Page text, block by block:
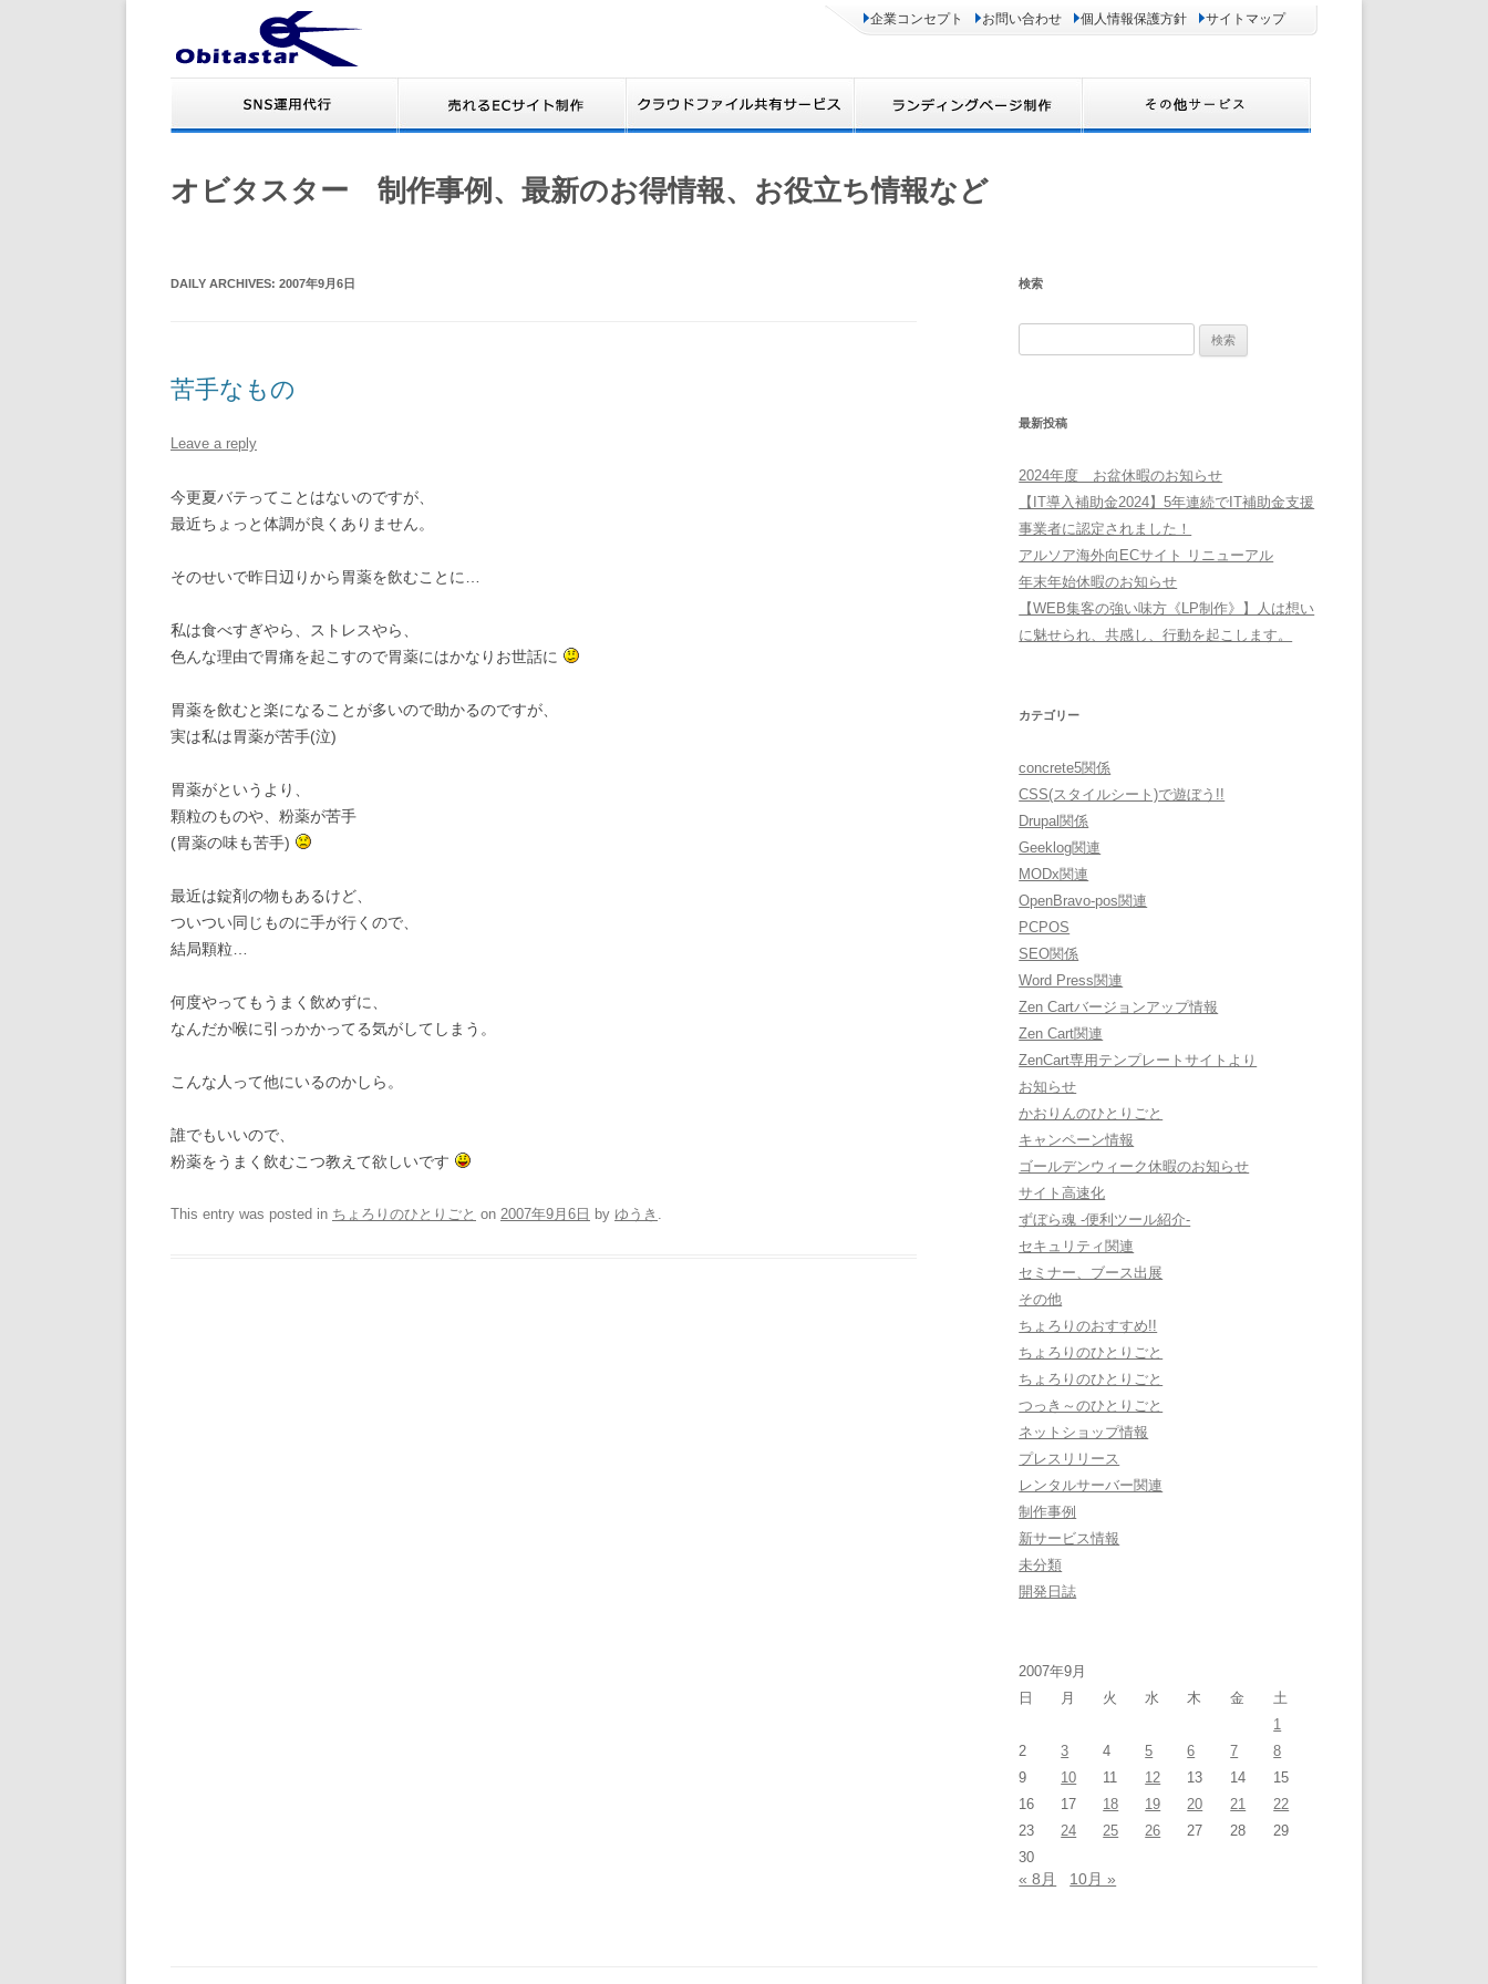
企業コンセプト お問い合わせ 個人情報保護方針 サイトマップ
オビタスター 制作事例、最新のお得情報、お役立ち情報など
DAILY ARCHIVES: 2007年9月6日
苦手なもの
Leave a reply
今更夏バテってことはないのですが、
最近ちょっと体調が良くありません。
そのせいで昨日辺りから胃薬を飲むことに…
私は食べすぎやら、ストレスやら、
色んな理由で胃痛を起こすので胃薬にはかなりお世話に
胃薬を飲むと楽になることが多いので助かるのですが、
実は私は胃薬が苦手(泣)
胃薬がというより、
顆粒のものや、粉薬が苦手
(胃薬の味も苦手)
最近は錠剤の物もあるけど、
ついつい同じものに手が行くので、
結局顆粒…
何度やってもうまく飲めずに、
なんだか喉に引っかかってる気がしてしまう。
こんな人って他にいるのかしら。
誰でもいいので、
粉薬をうまく飲むこつ教えて欲しいです
This entry was posted in ちょろりのひとりごと on 2007年9月6日 by ゆうき .
検索
最新投稿
2024年度 お盆休暇のお知らせ
【IT導入補助金2024】5年連続でIT補助金支援
事業者に認定されました！
アルソア海外向ECサイト リニューアル
年末年始休暇のお知らせ
【WEB集客の強い味方《LP制作》】人は想い
に魅せられ、共感し、行動を起こします。
カテゴリー
concrete5関係
CSS(スタイルシート)で遊ぼう!!
Drupal関係
Geeklog関連
MODx関連
OpenBravo-pos関連
PCPOS
SEO関係
Word Press関連
Zen Cartバージョンアップ情報
Zen Cart関連
ZenCart専用テンプレートサイトより
お知らせ
かおりんのひとりごと
キャンペーン情報
ゴールデンウィーク休暇のお知らせ
サイト高速化
ずぼら魂 -便利ツール紹介-
セキュリティ関連
セミナー、ブース出展
その他
ちょろりのおすすめ!!
ちょろりのひとりごと
ちょろりのひとりごと
つっき～のひとりごと
ネットショップ情報
プレスリリース
レンタルサーバー関連
制作事例
新サービス情報
未分類
開発日誌
2007年9月
日
月 火 水 木 金
土
1
2
3 4 5 6 7
8
9
10 11 12 13 14
15
16
17 18 19 20 21
22
23
24 25 26 27 28
29
30
« 8月 10月 »